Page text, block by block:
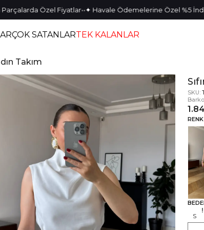
Özel Fiyatlar••✦ Havale Ödemelerine Özel %5 İndirim••
ÇOK SATANLARTEK KALANLAR
Takım
SKU:
RENK
S